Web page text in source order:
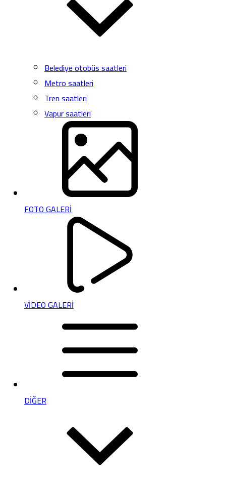
Belediye otobüs saatleri
Metro saatleri
Tren saatleri
Vapur saatleri
FOTO GALERİ
VİDEO GALERİ
DİĞER